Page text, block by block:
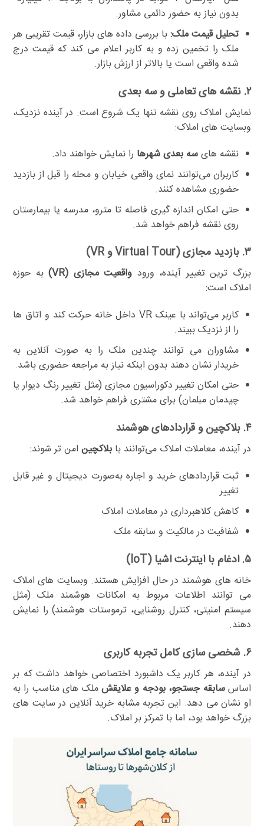
بدون نیاز به حضور دائمی مشاور.
تحلیل قیمت ملک:با بررسی داده های بازار، قیمت تقریبی هر
ملک را تخمین زده و به کاربر اعلام می کند که قیمت درج
شده واقعی است یا بالاتر از ارزش بازار.
۲. نقشه های تعاملی و سه بعدی
نمایش املاک روی نقشه تنها یک شروع است. در آینده نزدیک،
وبسایت های املاک:
نقشه هایسه بعدی شهرها را نمایش خواهند داد.
کاربران می‌توانند نمای واقعی خیابان و محله را قبل از بازدید
حضوری مشاهده کنند.
حتی امکان اندازه گیری فاصله تا مترو، مدرسه یا بیمارستان
روی نقشه فراهم خواهد شد.
۳. بازدید مجازی (Virtual Tour و VR)
بزرگ ترین تغییر آینده، ورود واقعیت مجازی (VR)
به حوزه
املاک است:
کاربر می‌تواند با عینک VR داخل خانه حرکت کند و اتاق ها
را از نزدیک ببیند.
مشاوران می توانند چندین ملک را به صورت آنلاین به
خریدار نشان دهند بدون اینکه نیاز به مراجعه حضوری باشد.
حتی امکان تغییر دکوراسیون مجازی (مثل تغییر رنگ دیوار یا
چیدمان مبلمان) برای مشتری فراهم خواهد شد.
۴. بلاکچین و قراردادهای هوشمند
در آینده، معاملات املاک می‌توانند با بلاکچین امن تر شوند:
ثبت قراردادهای خرید و اجاره به‌صورت دیجیتال و غیر قابل
تغییر
کاهش کلاهبرداری در معاملات املاک
شفافیت در مالکیت و سابقه ملک
۵. ادغام با اینترنت اشیا (IoT)
خانه های هوشمند در حال افزایش هستند. وبسایت های املاک
می توانند اطلاعات مربوط به امکانات هوشمند ملک (مثل
سیستم امنیتی، کنترل روشنایی، ترموستات هوشمند) را نمایش
دهند.
۶. شخصی سازی کامل تجربه کاربری
در آینده، هر کاربر یک داشبورد اختصاصی خواهد داشت که بر
اساسسابقه جستجو، بودجه و علایقشملک های مناسب را به
او نشان می دهد. این تجربه مشابه خرید آنلاین در سایت های
بزرگ خواهد بود، اما با تمرکز بر املاک.